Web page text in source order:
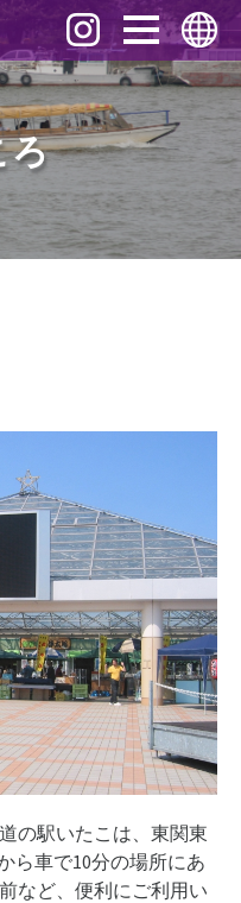
イベント
見どころ
グルメ
お土産
English
ภาษาไทย
中文 (繁體)
中文 (簡体)
ろ
の駅いたこは、東関東
ら車で10分の場所にあ
など、便利にご利用い